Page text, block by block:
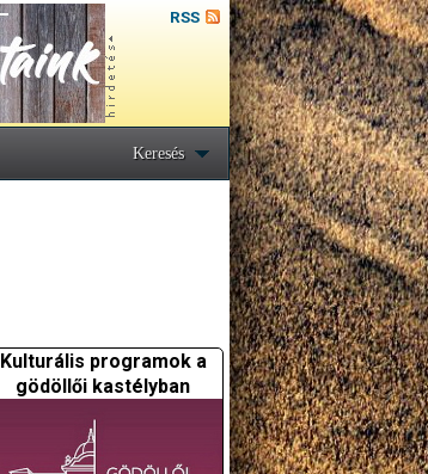
RSS
Keresés
Kulturális programok a
gödöllői kastélyban